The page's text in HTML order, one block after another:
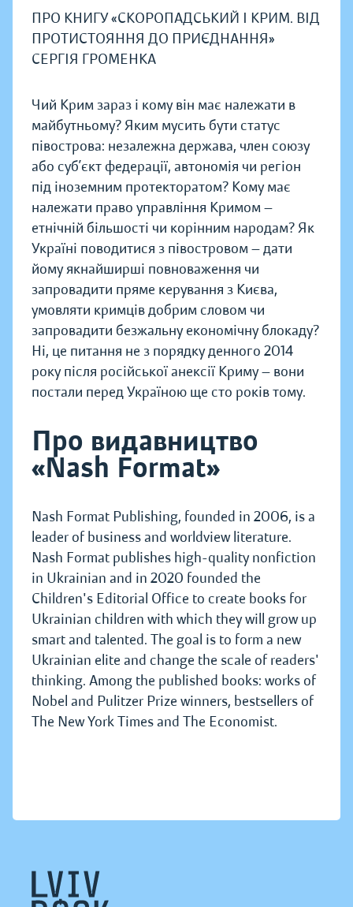
ПРО КНИГУ «СКОРОПАДСЬКИЙ І КРИМ. ВІД
ПРОТИСТОЯННЯ ДО ПРИЄДНАННЯ»
СЕРГІЯ ГРОМЕНКА
Чий Крим зараз і кому він має належати в
майбутньому? Яким мусить бути статус
півострова: незалежна держава, член союзу
або суб’єкт федерації, автономія чи регіон
під іноземним протекторатом? Кому має
належати право управління Кримом —
етнічній більшості чи корінним народам? Як
Україні поводитися з півостровом — дати
йому якнайширші повноваження чи
запровадити пряме керування з Києва,
умовляти кримців добрим словом чи
запровадити безжальну економічну блокаду?
Ні, це питання не з порядку денного 2014
року після російської анексії Криму — вони
постали перед Україною ще сто років тому.
Про видавництво
«Nash Format»
Nash Format Publishing, founded in 2006, is a
leader of business and worldview literature.
Nash Format publishes high-quality nonfiction
in Ukrainian and in 2020 founded the
Children's Editorial Office to create books for
Ukrainian children with which they will grow up
smart and talented. The goal is to form a new
Ukrainian elite and change the scale of readers'
thinking. Among the published books: works of
Nobel and Pulitzer Prize winners, bestsellers of
The New York Times and The Economist.